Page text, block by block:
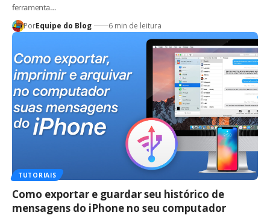
ferramenta…
PorEquipe do Blog 6 min de leitura
TUTORIAIS
Como exportar e guardar seu histórico de
mensagens do iPhone no seu computador